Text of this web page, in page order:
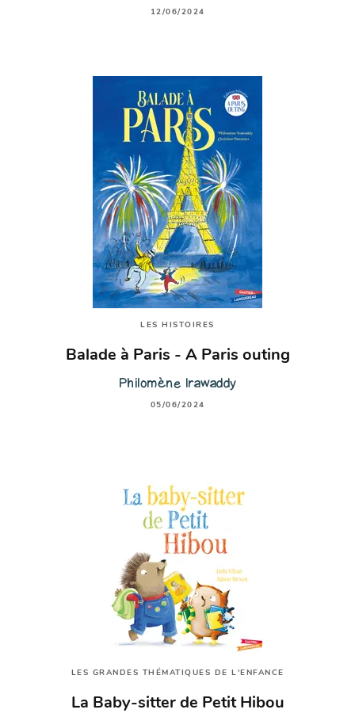
12/06/2024
LES HISTOIRES
Balade à Paris - A Paris outing
Philomène Irawaddy
05/06/2024
LES GRANDES THÉMATIQUES DE L'ENFANCE
La Baby-sitter de Petit Hibou